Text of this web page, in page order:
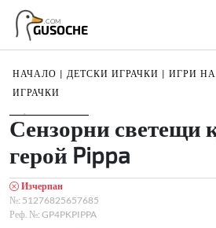
GUSOCHE
.COM
НАЧАЛО | ДЕТСКИ ИГРАЧКИ | ИГРИ
ИГРАЧКИ
1/4
Сензорни светещи
герой Pippa
Изчерпан
№: 51276825657685
Реф. №: GP4PKPIPPA